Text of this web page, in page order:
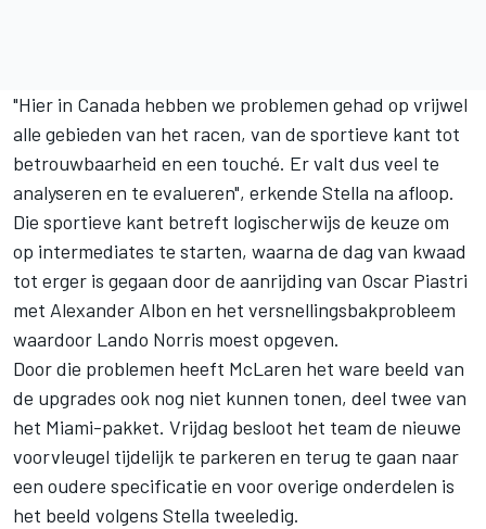
"Hier in Canada hebben we problemen gehad op vrijwel
alle gebieden van het racen, van de sportieve kant tot
betrouwbaarheid en een touché. Er valt dus veel te
analyseren en te evalueren", erkende Stella na afloop.
Die sportieve kant betreft logischerwijs de keuze om
op intermediates te starten, waarna de dag van kwaad
tot erger is gegaan door de aanrijding van Oscar Piastri
met Alexander Albon en het versnellingsbakprobleem
waardoor Lando Norris moest opgeven.
Door die problemen heeft McLaren het ware beeld van
de upgrades ook nog niet kunnen tonen, deel twee van
het Miami-pakket. Vrijdag besloot het team de nieuwe
voorvleugel tijdelijk te parkeren en terug te gaan naar
een oudere specificatie en voor overige onderdelen is
het beeld volgens Stella tweeledig.